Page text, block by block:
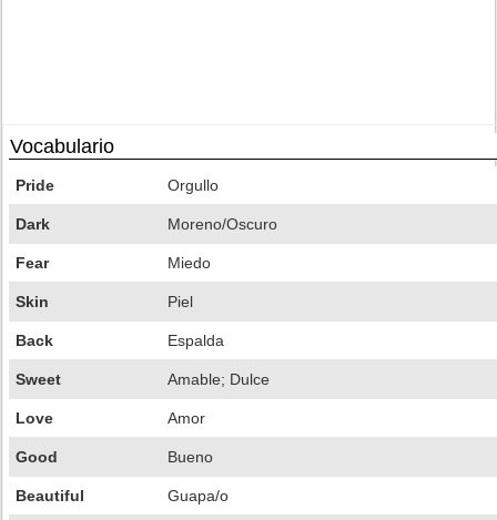
Vocabulario
Pride Orgullo
Dark Moreno/Oscuro
Fear Miedo
Skin Piel
Back Espalda
Sweet Amable; Dulce
Love Amor
Good Bueno
Beautiful Guapa/o